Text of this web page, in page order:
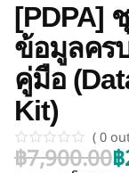
[PDPA]
ข้อมูลคร
คู่มือ
Kit)
( 0
฿7,900.00฿